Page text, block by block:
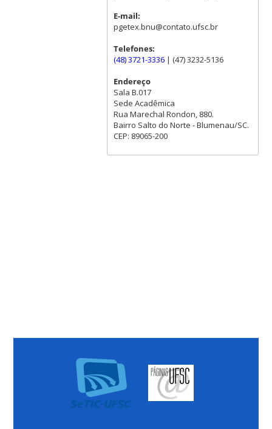
E-mail:
pgetex.bnu@contato.ufsc.br
Telefones:
(48) 3721-3336| (47) 3232-5136
Endereço
Sala B.017
Sede Acadêmica
Rua Marechal Rondon, 880.
Bairro Salto do Norte - Blumenau/SC.
CEP: 89065-200